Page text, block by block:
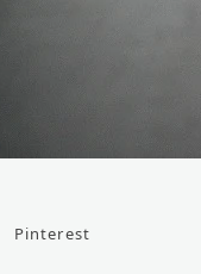
Pinterest